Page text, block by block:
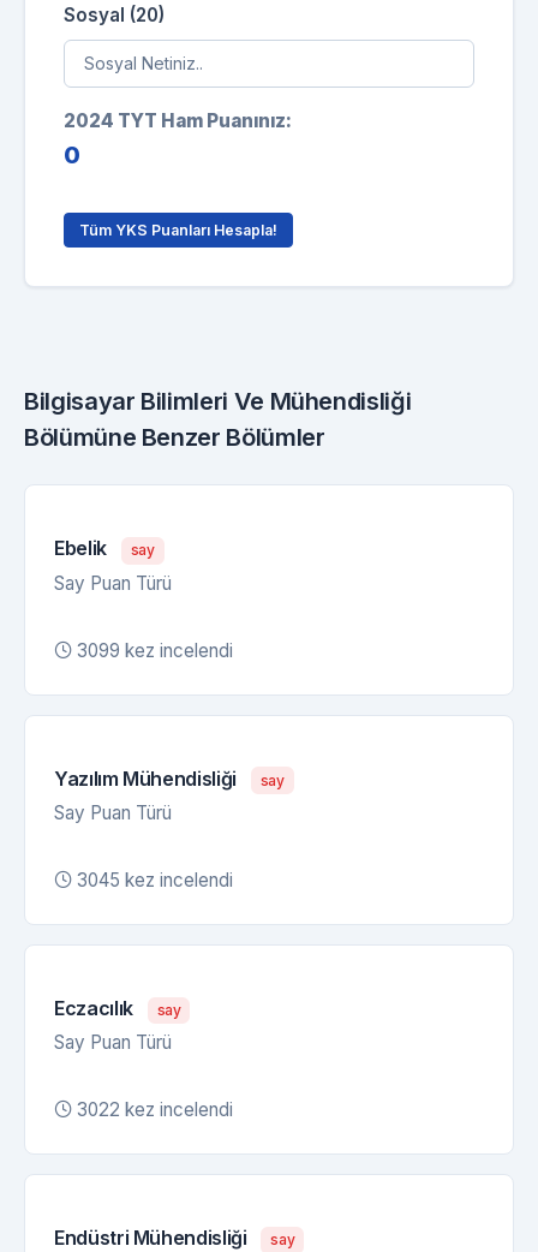
Sosyal (20)
2024 TYT Ham Puanınız:
0
Tüm YKS Puanları Hesapla!
Bilgisayar Bilimleri Ve Mühendisliği
Bölümüne Benzer Bölümler
Ebelik say
Say Puan Türü
3099 kez incelendi
Yazılım Mühendisliği say
Say Puan Türü
3045 kez incelendi
Eczacılık say
Say Puan Türü
3022 kez incelendi
Endüstri Mühendisliği say